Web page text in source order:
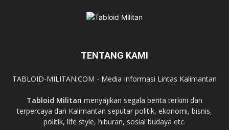
TENTANG KAMI
TABLOID-MILITAN.COM - Media Informasi Lintas Kalimantan
Tabloid Militan menyajikan segala berita terkini dan
terpercaya dari Kalimantan seputar politik, ekonomi, bisnis,
politik, life style, hiburan, sosial budaya etc.